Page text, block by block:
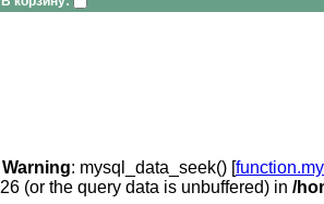
Warning: mysql_data_seek() [
26 (or the query data is unbuffered) in /